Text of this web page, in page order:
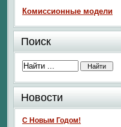
Комиссионные модели
Поиск
Новости
С Новым Годом!